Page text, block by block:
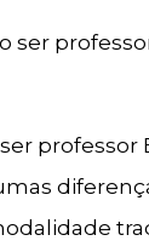
ser
professor